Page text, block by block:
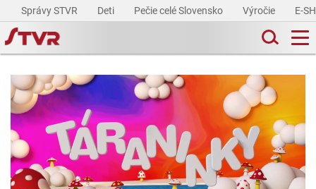
Správy STVR Deti Pečie celé Slovensko Výročie E-